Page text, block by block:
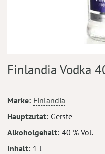
Anfang
springen
Finlandia Vodka
Mehr
Informationen
Marke Finlandia
Hauptzutat Gerste
Alkoholgehalt 40 % Vol.
Inhalt 1 l